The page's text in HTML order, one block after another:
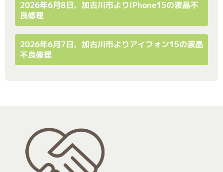
2026年6月8日、加古川市よりiPhone15の液晶不
良修理
2026年6月7日、加古川市よりアイフォン15の液晶
不良修理